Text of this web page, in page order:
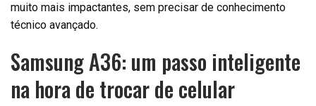
muito mais impactantes, sem precisar de conhecimento
técnico avançado.
Samsung A36: um passo inteligente
na hora de trocar de celular